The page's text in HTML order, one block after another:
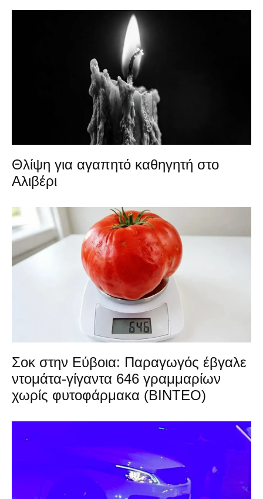
Θλίψη για αγαπητό καθηγητή στο
Αλιβέρι
Σοκ στην Εύβοια: Παραγωγός έβγαλε
ντομάτα-γίγαντα 646 γραμμαρίων
χωρίς φυτοφάρμακα (ΒΙΝΤΕΟ)